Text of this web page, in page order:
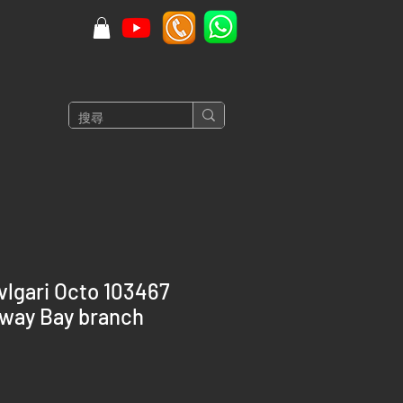
Octo 103467
Bay branch